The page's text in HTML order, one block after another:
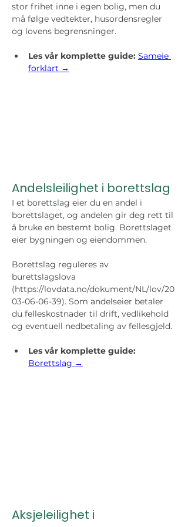
stor frihet inne i egen bolig, men du
må følge vedtekter, husordensregler
og lovens begrensninger.
Les vår komplette guide: Sameie
forklart →
Andelsleilighet i borettslag
I et borettslag eier du en andel i
borettslaget, og andelen gir deg rett til
å bruke en bestemt bolig. Borettslaget
eier bygningen og eiendommen.
Borettslag reguleres av
burettslagslova
(https://lovdata.no/dokument/NL/lov/20
03-06-06-39). Som andelseier betaler
du felleskostnader til drift, vedlikehold
og eventuell nedbetaling av fellesgjeld.
Les vår komplette guide:
Borettslag →
Aksjeleilighet i